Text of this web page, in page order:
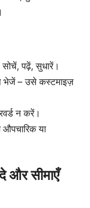
सोचें, पढ़ें, सुधारें।
भेजें – उसे कस्टमाइज़
न करें।
या
सीमाएँ